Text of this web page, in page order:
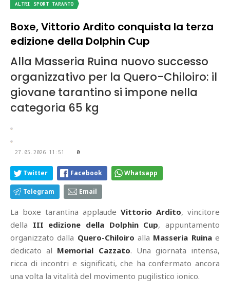
ALTRI SPORT TARANTO
Boxe, Vittorio Ardito conquista la terza
edizione della Dolphin Cup
Alla Masseria Ruina nuovo successo
organizzativo per la Quero-Chiloiro: il
giovane tarantino si impone nella
categoria 65 kg
27.05.2026 11:51 0
Twitter Facebook Whatsapp
Telegram Email
La boxe tarantina applaude Vittorio Ardito, vincitore
della III edizione della Dolphin Cup, appuntamento
organizzato dalla Quero-Chiloiro alla Masseria Ruinae
dedicato al Memorial Cazzato. Una giornata intensa,
ricca di incontri e significati, che ha confermato ancora
una volta la vitalità del movimento pugilistico ionico.